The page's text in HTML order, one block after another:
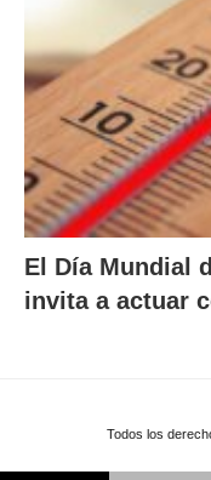
El Día Mundial
invita a actuar
Todos los